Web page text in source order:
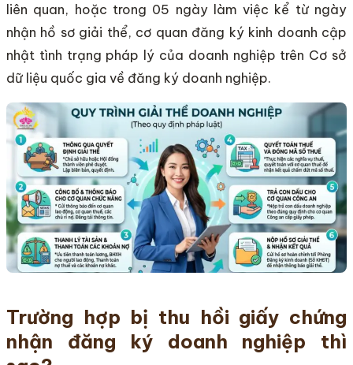
liên quan, hoặc trong 05 ngày làm việc kể từ ngày
nhận hồ sơ giải thể, cơ quan đăng ký kinh doanh cập
nhật tình trạng pháp lý của doanh nghiệp trên Cơ sở
dữ liệu quốc gia về đăng ký doanh nghiệp.
Trường hợp bị thu hồi giấy chứng
nhận đăng ký doanh nghiệp thì